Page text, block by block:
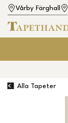
Vårby Färghall
Alla Tapeter